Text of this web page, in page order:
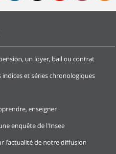
un loyer, bail ou contrat
indices et séries chronologiques
enseigner
enquête de l'Insee
l’actualité de notre diffusion